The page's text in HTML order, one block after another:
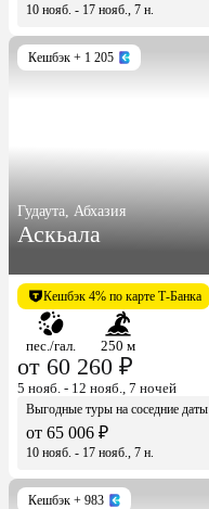
10 нояб. - 17 нояб., 7 н.
Кешбэк + 1 205
Гудаута, Абхазия
Аскьала
Кешбэк 4% по карте Т-Банка
пес./гал. 250 м
от 60 260 ₽
5 нояб. - 12 нояб., 7 ночей
Выгодные туры на соседние даты
от 65 006 ₽
10 нояб. - 17 нояб., 7 н.
Кешбэк + 983